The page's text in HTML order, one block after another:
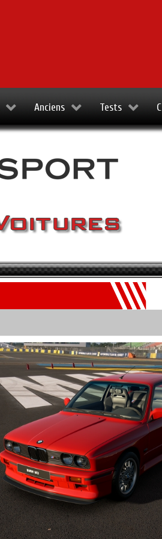
Anciens Tests